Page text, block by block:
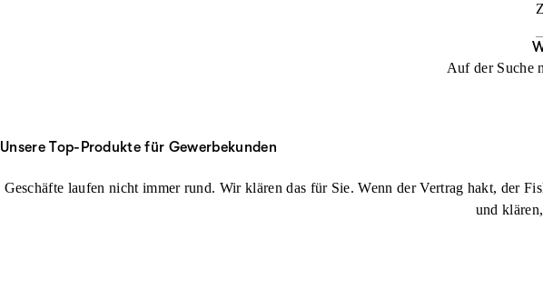
Auf der Suche
Unsere Top-Produkte für Gewerbekunden
Geschäfte laufen nicht immer rund. Wir klären das für Sie. Wenn der Vertrag hakt, der
und